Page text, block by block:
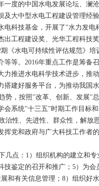
一度的中国水电发展论坛、澜
大中型水电工程建设管理经
电科技基金，开展了"水力发
工程建设奖、光华工程科技
《水电可持续性评估规范》
等。2016年重点工作是筹备
推进水电科学技术进步，推
建好服务平台，为推动我国
，按照"改革、创新、发展"
系统"十三五"时期工作目标和
性、先进性、群众性，解放
党和政府与广大科技工作者
点：1）组织机构的建立和专
鉴定的召开和推广；5）为
和有关信息管理；8）组织好